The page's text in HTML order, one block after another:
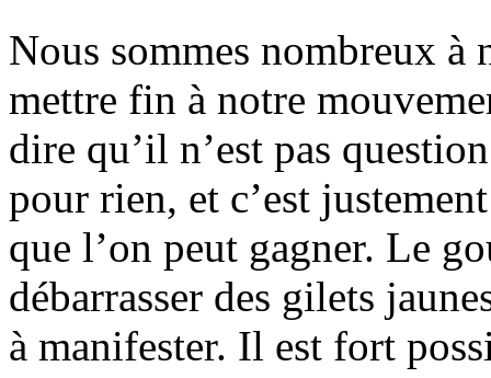
Nous sommes nombreux à
mettre fin à notre
dire qu’il n’est pas
pour rien, et c’est
que l’on peut gagner. Le
débarrasser des gilets
à manifester. Il est fort